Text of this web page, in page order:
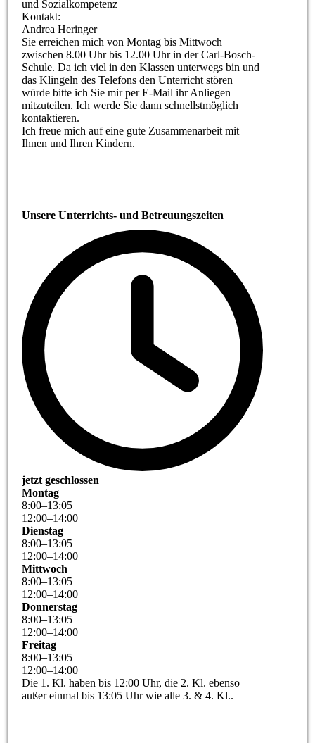
und Sozialkompetenz
Kontakt:
Andrea Heringer
Sie erreichen mich von Montag bis Mittwoch
zwischen 8.00 Uhr bis 12.00 Uhr in der Carl-Bosch-
Schule. Da ich viel in den Klassen unterwegs bin und
das Klingeln des Telefons den Unterricht stören
würde bitte ich Sie mir per E-Mail ihr Anliegen
mitzuteilen. Ich werde Sie dann schnellstmöglich
kontaktieren.
Ich freue mich auf eine gute Zusammenarbeit mit
Ihnen und Ihren Kindern.
Unsere Unterrichts- und Betreuungszeiten
jetzt geschlossen
Montag
8:00–13:05
12:00–14:00
Dienstag
8:00–13:05
12:00–14:00
Mittwoch
8:00–13:05
12:00–14:00
Donnerstag
8:00–13:05
12:00–14:00
Freitag
8:00–13:05
12:00–14:00
Die 1. Kl. haben bis 12:00 Uhr, die 2. Kl. ebenso
außer einmal bis 13:05 Uhr wie alle 3. & 4. Kl..